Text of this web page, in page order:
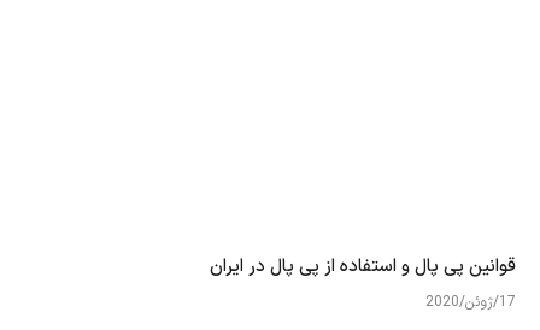
قوانین پی پال و استفاده از پی پال در ایران
17/ژوئن/2020